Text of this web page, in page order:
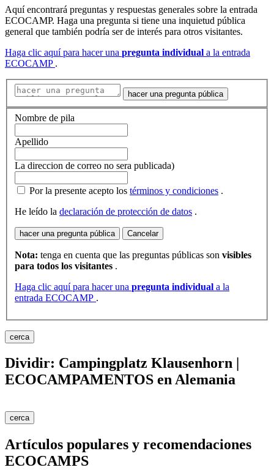
Aquí encontrará preguntas y respuestas generales sobre la entrada
ECOCAMP. Haga una pregunta si tiene una inquietud pública
general que también podría ser de interés para otros visitantes.
Haga clic aquí para hacer una pregunta individual a la entrada
ECOCAMP .
hacer una pregunta pública
Nombre de pila
Apellido
La direccion de correo no sera publicada)
Por la presente acepto los términos y condiciones .
He leído la declaración de protección de datos .
hacer una pregunta pública Cancelar
Nota: tenga en cuenta que las preguntas públicas son visibles
para todos los visitantes .
Haga clic aquí para hacer una pregunta individual a la
entrada ECOCAMP .
cerca
Dividir: Campingplatz Klausenhorn |
ECOCAMPAMENTOS en Alemania
cerca
Artículos populares y recomendaciones
ECOCAMPS